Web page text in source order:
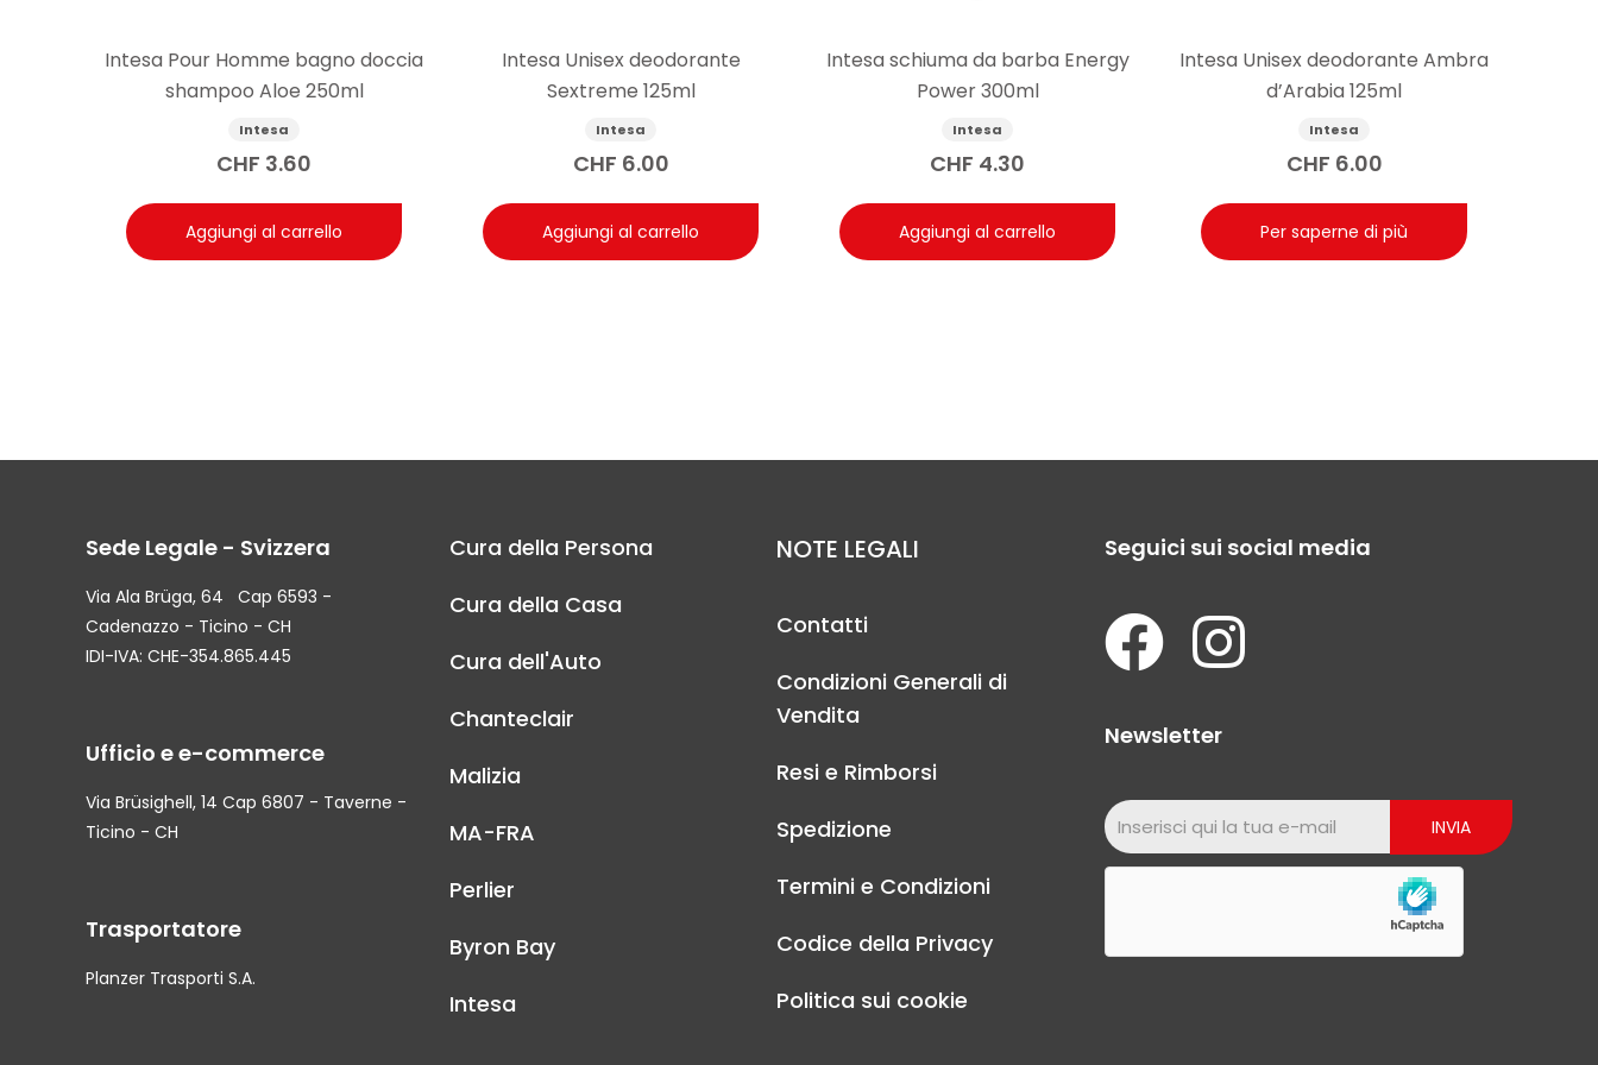
Intesa Pour Homme bagno doccia
shampoo Aloe 250ml
Intesa
CHF 3.60
Aggiungi al carrello
Intesa Unisex deodorante
Sextreme 125ml
Intesa
CHF 6.00
Aggiungi al carrello
Intesa schiuma da barba Energy
Power 300ml
Intesa
CHF 4.30
Aggiungi al carrello
Intesa Unisex deodorante Ambra
d’Arabia 125ml
Intesa
CHF 6.00
Per saperne di più
Sede Legale - Svizzera
Via Ala Brüga, 64 Cap 6593 -
Cadenazzo - Ticino - CH
IDI-IVA: CHE-354.865.445
Ufficio e e-commerce
Via Brüsighell, 14 Cap 6807 - Taverne -
Ticino - CH
Trasportatore
Planzer Trasporti S.A.
Cura della Persona
Cura della Casa
Cura dell'Auto
Chanteclair
Malizia
MA-FRA
Perlier
Byron Bay
Intesa
NOTE LEGALI
Contatti
Condizioni Generali di
Vendita
Resi e Rimborsi
Spedizione
Termini e Condizioni
Codice della Privacy
Politica sui cookie
Seguici sui social media
Newsletter